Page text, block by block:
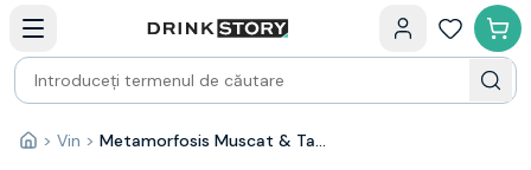
Bauturi fine — selectie
Produse Noi
Cosuri cadou
Pachete & Cadouri
VinAcasă
> Vin > Metamorfosis Muscat & Tamaioasa 0.75L